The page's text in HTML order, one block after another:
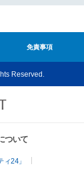
免責事項
Reserved.
ついて
24」